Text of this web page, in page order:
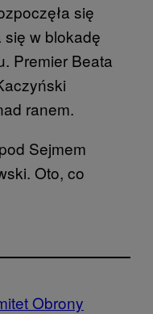
się
się w blokadę
Premier Beata
ranem.
Sejmem
Oto, co
Obrony